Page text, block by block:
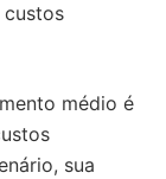
médio é
sua